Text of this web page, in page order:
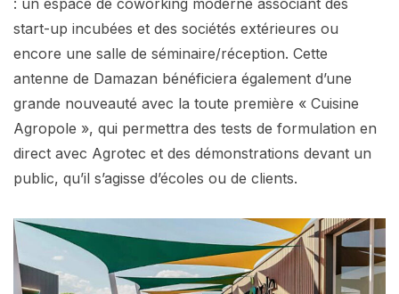
start-up incubées et des sociétés extérieures ou
encore une salle de séminaire/réception. Cette
antenne de Damazan bénéficiera également d’une
grande nouveauté avec la toute première « Cuisine
Agropole », qui permettra des tests de formulation en
direct avec Agrotec et des démonstrations devant un
public, qu’il s’agisse d’écoles ou de clients.